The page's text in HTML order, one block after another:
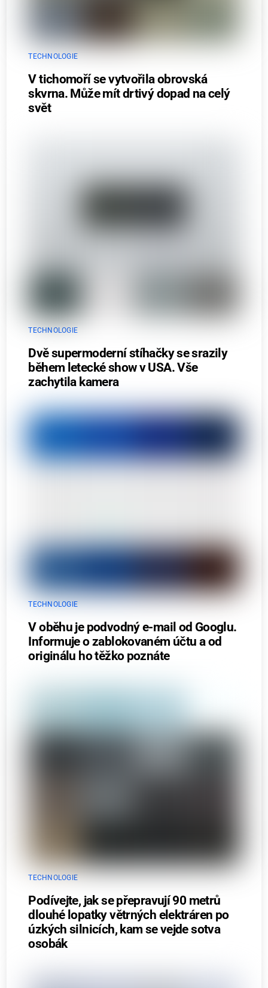
TECHNOLOGIE
V tichomoří se vytvořila obrovská
skvrna. Může mít drtivý dopad na celý
svět
TECHNOLOGIE
Dvě supermoderní stíhačky se srazily
během letecké show v USA. Vše
zachytila kamera
TECHNOLOGIE
V oběhu je podvodný e-mail od Googlu.
Informuje o zablokovaném účtu a od
originálu ho těžko poznáte
TECHNOLOGIE
Podívejte, jak se přepravují 90 metrů
dlouhé lopatky větrných elektráren po
úzkých silnicích, kam se vejde sotva
osobák